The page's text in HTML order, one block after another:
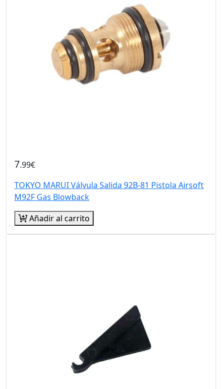
7.99€
TOKYO MARUI Válvula Salida 92B-81 Pistola Airsoft
M92F Gas Blowback
Añadir al carrito